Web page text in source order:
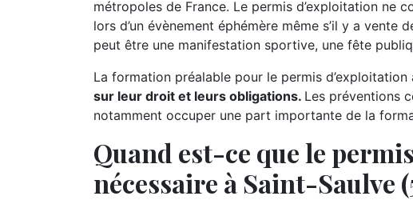
métropoles de France. Le permis d’exploitation ne
lors d’un évènement éphémère même s’il y a vente
peut être une manifestation sportive, une fête
La formation préalable pour le permis d’exploitation
sur leur droit et leurs obligations. Les préventions
notamment occuper une part importante de la
Quand est-ce que le
nécessaire à Saint-Saulve